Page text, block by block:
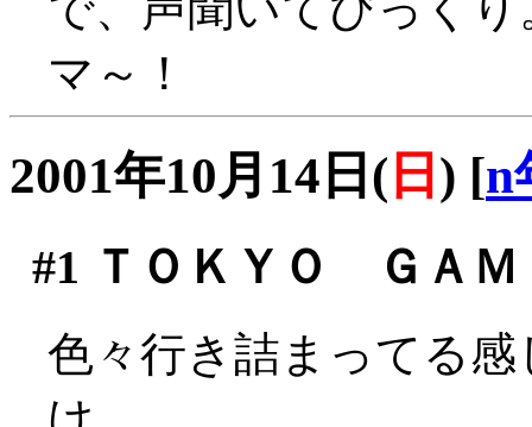
マ～！
2001年10月14日( 日 ) [n
#1 ＴＯＫＹＯ ＧＡ
色々行き詰まってる